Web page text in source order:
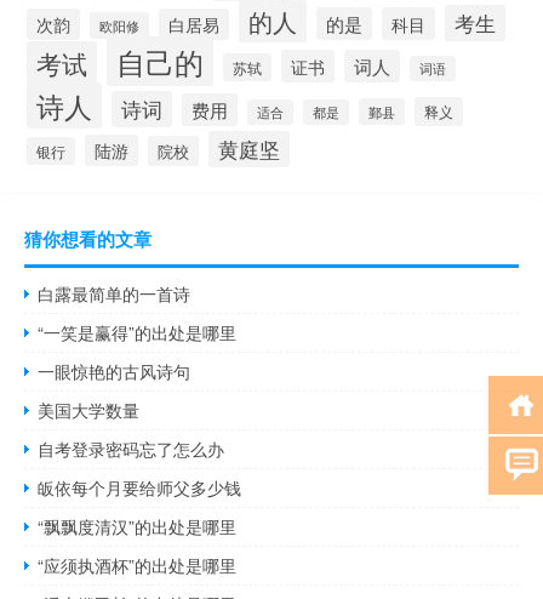
次韵 欧阳修 白居易 的人 的是 科目 考生
考试 自己的 苏轼 证书 词人 词语
诗人 诗词 费用 适合 都是 鄞县 释义
银行 陆游 院校 黄庭坚
猜你想看的文章
白露最简单的一首诗
“一笑是赢得”的出处是哪里
一眼惊艳的古风诗句
美国大学数量
自考登录密码忘了怎么办
皈依每个月要给师父多少钱
“飘飘度清汉”的出处是哪里
“应须执酒杯”的出处是哪里